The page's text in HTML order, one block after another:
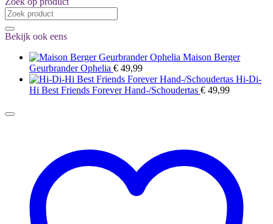
Zoeken
naar:
Bekijk ook eens
Maison Berger
Geurbrander Ophelia € 49,99
Hi-Di-
Hi Best Friends Forever Hand-/Schoudertas € 49,99